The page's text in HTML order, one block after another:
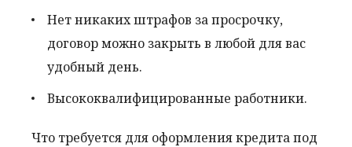
Нет никаких штрафов за просрочку,
договор можно закрыть в любой для вас
удобный день.
Высококвалифицированные работники.
Что требуется для оформления кредита под